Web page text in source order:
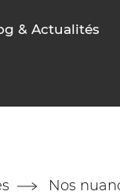
& Actualités
Nos